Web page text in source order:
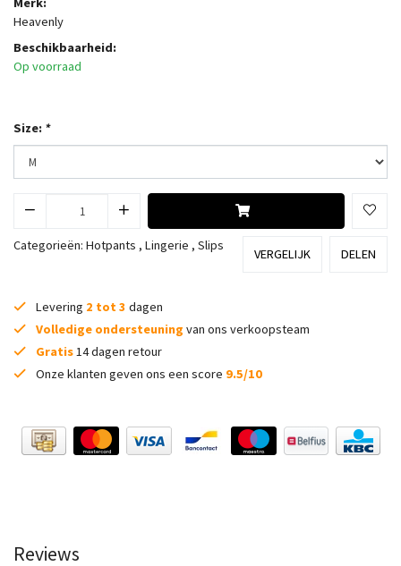
Heavenly
Beschikbaarheid:
Op voorraad
Size: *
Categorieën: Hotpants , Lingerie , Slips
VERGELIJK DELEN
Levering 2 tot 3 dagen
Volledige ondersteuning van ons verkoopsteam
Gratis14 dagen retour
Onze klanten geven ons een score 9.5/10
Reviews